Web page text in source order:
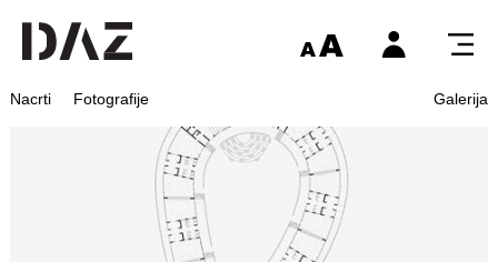
Nacrti Fotografije Galerija